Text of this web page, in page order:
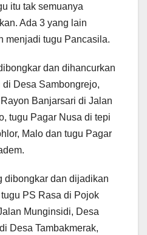
itu tak semuanya
Ada 3 yang lain
menjadi tugu Pancasila.
dan dihancurkan
Desa Sambongrejo,
Banjarsari di Jalan
tugu Pagar Nusa di tepi
Malo dan tugu Pagar
dibongkar dan dijadikan
PS Rasa di Pojok
Munginsidi, Desa
Desa Tambakmerak,